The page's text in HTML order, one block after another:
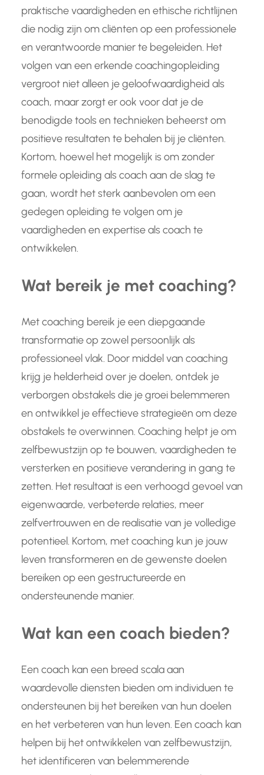
praktische vaardigheden en ethische richtlijnen
die nodig zijn om cliënten op een professionele
en verantwoorde manier te begeleiden. Het
volgen van een erkende coachingopleiding
vergroot niet alleen je geloofwaardigheid als
coach, maar zorgt er ook voor dat je de
benodigde tools en technieken beheerst om
positieve resultaten te behalen bij je cliënten.
Kortom, hoewel het mogelijk is om zonder
formele opleiding als coach aan de slag te
gaan, wordt het sterk aanbevolen om een
gedegen opleiding te volgen om je
vaardigheden en expertise als coach te
ontwikkelen.
Wat bereik je met coaching?
Met coaching bereik je een diepgaande
transformatie op zowel persoonlijk als
professioneel vlak. Door middel van coaching
krijg je helderheid over je doelen, ontdek je
verborgen obstakels die je groei belemmeren
en ontwikkel je effectieve strategieën om deze
obstakels te overwinnen. Coaching helpt je om
zelfbewustzijn op te bouwen, vaardigheden te
versterken en positieve verandering in gang te
zetten. Het resultaat is een verhoogd gevoel van
eigenwaarde, verbeterde relaties, meer
zelfvertrouwen en de realisatie van je volledige
potentieel. Kortom, met coaching kun je jouw
leven transformeren en de gewenste doelen
bereiken op een gestructureerde en
ondersteunende manier.
Wat kan een coach bieden?
Een coach kan een breed scala aan
waardevolle diensten bieden om individuen te
ondersteunen bij het bereiken van hun doelen
en het verbeteren van hun leven. Een coach kan
helpen bij het ontwikkelen van zelfbewustzijn,
het identificeren van belemmerende